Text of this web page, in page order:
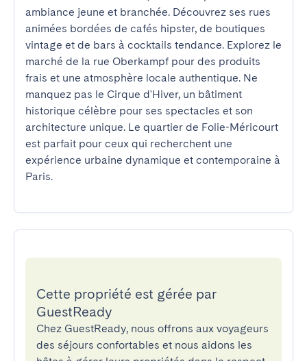
ambiance jeune et branchée. Découvrez ses rues
animées bordées de cafés hipster, de boutiques
vintage et de bars à cocktails tendance. Explorez le
marché de la rue Oberkampf pour des produits
frais et une atmosphère locale authentique. Ne
manquez pas le Cirque d'Hiver, un bâtiment
historique célèbre pour ses spectacles et son
architecture unique. Le quartier de Folie-Méricourt
est parfait pour ceux qui recherchent une
expérience urbaine dynamique et contemporaine à
Paris.
Cette propriété est gérée par
GuestReady
Chez GuestReady, nous offrons aux voyageurs
des séjours confortables et nous aidons les